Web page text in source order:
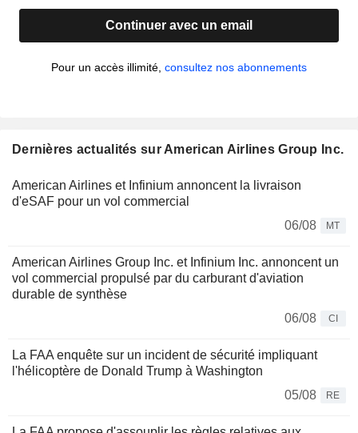
Continuer avec un email
Pour un accès illimité, consultez nos abonnements
Dernières actualités sur American Airlines Group Inc.
American Airlines et Infinium annoncent la livraison
d'eSAF pour un vol commercial
06/08
MT
American Airlines Group Inc. et Infinium Inc. annoncent un
vol commercial propulsé par du carburant d'aviation
durable de synthèse
06/08
CI
La FAA enquête sur un incident de sécurité impliquant
l'hélicoptère de Donald Trump à Washington
05/08
RE